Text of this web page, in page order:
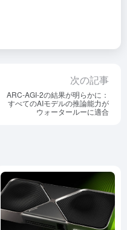
次の記事
ARC-AGI-2の結果が明らかに：
すべてのAIモデルの推論能力が
ウォータールーに適合